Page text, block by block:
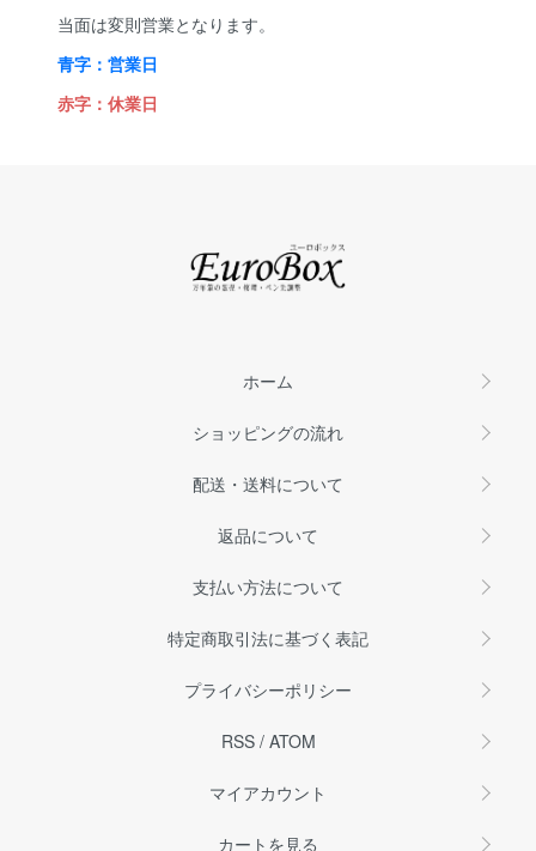
当面は変則営業となります。
青字：営業日
赤字：休業日
ホーム
ショッピングの流れ
配送・送料について
返品について
支払い方法について
特定商取引法に基づく表記
プライバシーポリシー
RSS/ ATOM
マイアカウント
カートを見る